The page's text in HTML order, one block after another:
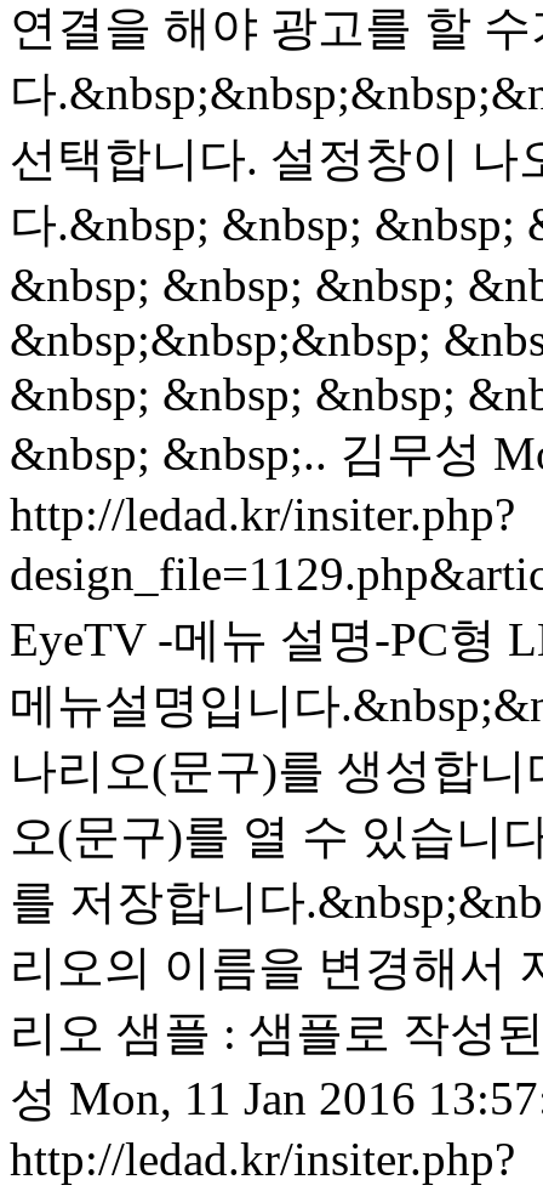
연결을 해야 광고를 할
다
선택합니다. 설정창이 나
다.&nbsp; &nbsp; &nbsp;
&nbsp; &nbsp; &nbsp;
&nbsp;&nbsp;&nbsp;
&nbsp; &nbsp; &nbsp;
&nbsp; &nbsp;.. 김무성
http://ledad.kr/insiter.php?
EyeTV -메뉴 설명-PC형
메뉴설명입니다
나리오(문구)를 생성합
오(문구)를 열 수 있습니
를 저장합니다
리오의 이름을 변경해서
리오 샘플 : 샘플로 작성
성 Mon, 11 Jan 2016
http://ledad.kr/insiter.php?